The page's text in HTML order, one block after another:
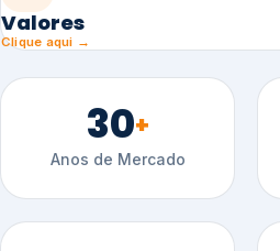
Valores
Clique aqui →
30+
Anos de Mercado